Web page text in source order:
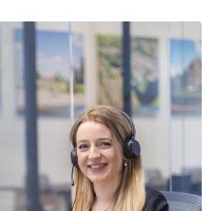
in Scharendijke
um sicherzustellen, dass
erhalten.